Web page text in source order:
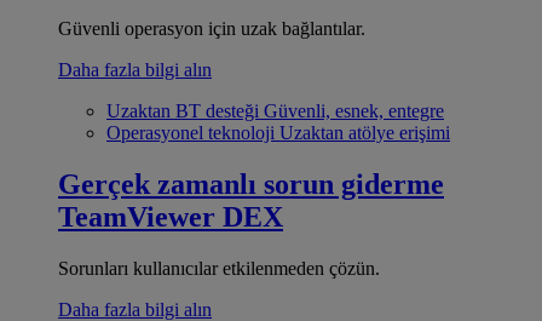
Güvenli operasyon için uzak bağlantılar.
Daha fazla bilgi alın
Uzaktan BT desteği Güvenli, esnek, entegre
Operasyonel teknoloji Uzaktan atölye erişimi
Gerçek zamanlı sorun giderme
TeamViewer DEX
Sorunları kullanıcılar etkilenmeden çözün.
Daha fazla bilgi alın